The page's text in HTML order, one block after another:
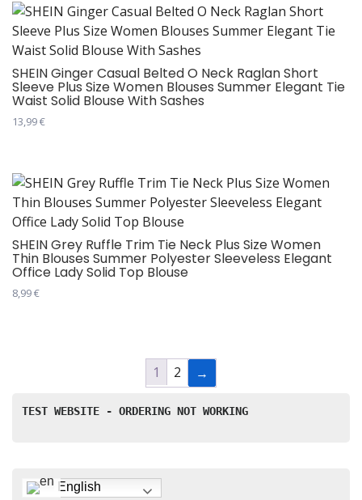
производа.
има
више
варијанти.
Опције
могу
бити
изабране
производа.
SHEIN Ginger Casual Belted O Neck Raglan Short
Sleeve Plus Size Women Blouses Summer Elegant Tie
Waist Solid Blouse With Sashes
13,99€
има
више
варијанти.
Опције
могу
бити
изабране
SHEIN Grey Ruffle Trim Tie Neck Plus Size Women
Thin Blouses Summer Polyester Sleeveless Elegant
Office Lady Solid Top Blouse
8,99€
Опције
1 2 →
TEST WEBSITE - ORDERING NOT WORKING
English